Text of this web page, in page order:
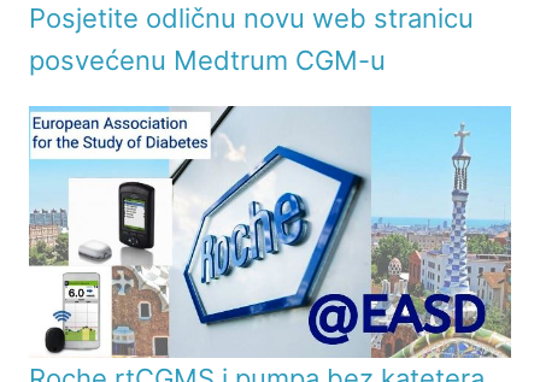
Posjetite odličnu novu web stranicu
posvećenu Medtrum CGM-u